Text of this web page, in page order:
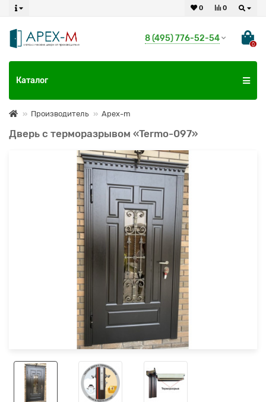
0
0
8 (495) 776-52-54
0
Каталог
Производитель Apex-m
Дверь с терморазрывом «Termo-097»